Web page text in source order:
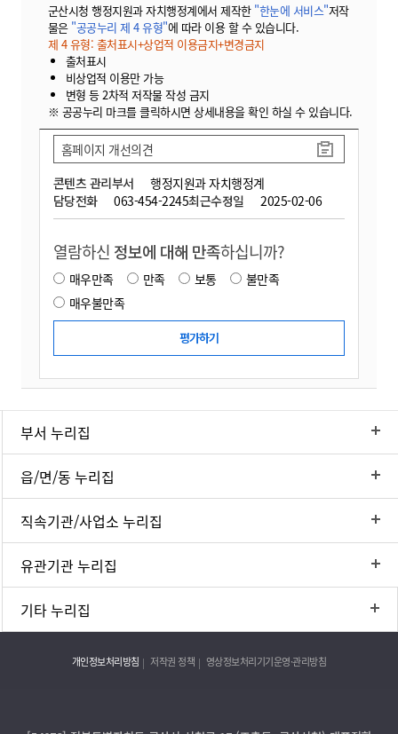
군산시청 행정지원과 자치행정계에서 제작한 "한눈에 서비스"저작
물은 "공공누리 제 4 유형"에 따라 이용 할 수 있습니다.
제 4 유형: 출처표시+상업적 이용금지+변경금지
출처표시
비상업적 이용만 가능
변형 등 2차적 저작물 작성 금지
※ 공공누리 마크를 클릭하시면 상세내용을 확인 하실 수 있습니다.
콘텐츠 관리부서
행정지원과 자치행정계
담당전화
063-454-2245최근수정일 2025-02-06
홈페이지 개선의견
열람하신 정보에 대해 만족하십니까?
매우만족 만족 보통
불만족
매우불만족
부서 누리집
읍/면/동 누리집
직속기관/사업소 누리집
유관기관 누리집
기타 누리집
개인정보처리방침 저작권 정책 영상정보처리기기운영·관리방침